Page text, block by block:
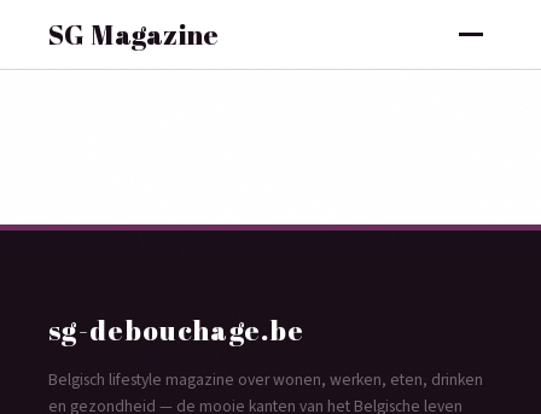
SG Magazine
sg-debouchage.be
Belgisch lifestyle magazine over wonen, werken, eten, drinken
en gezondheid — de mooie kanten van het Belgische leven